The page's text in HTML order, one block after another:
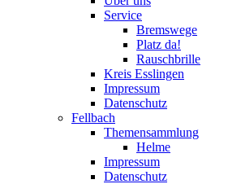
Service
Bremswege
Platz da!
Rauschbrille
Kreis Esslingen
Impressum
Datenschutz
Fellbach
Themensammlung
Helme
Impressum
Datenschutz